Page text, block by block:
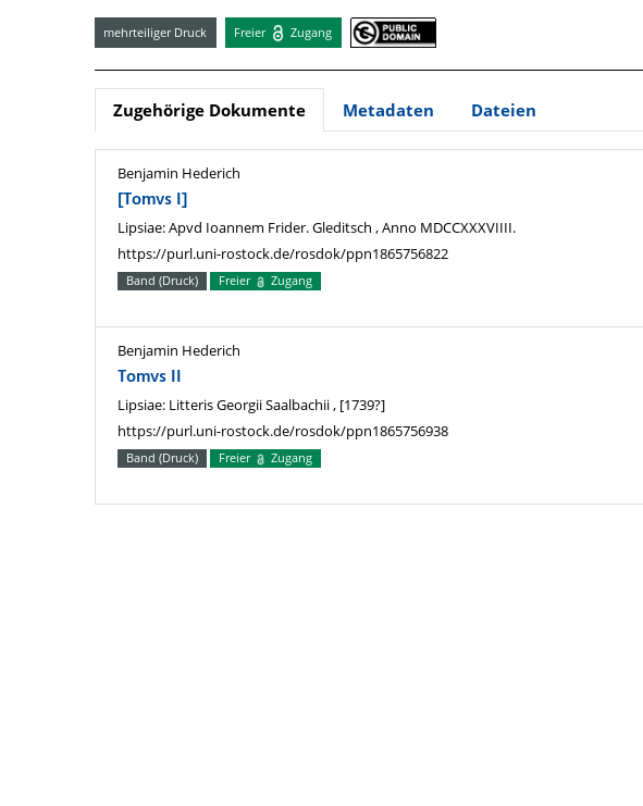
mehrteiliger Druck Freier Zugang
Zugehörige Dokumente Metadaten Dateien
Benjamin Hederich
[Tomvs I]
Lipsiae: Apvd Ioannem Frider. Gleditsch , Anno MDCCXXXVIIII.
https://purl.uni-rostock.de/rosdok/ppn1865756822
Band (Druck) Freier Zugang
Benjamin Hederich
Tomvs II
Lipsiae: Litteris Georgii Saalbachii , [1739?]
https://purl.uni-rostock.de/rosdok/ppn1865756938
Band (Druck) Freier Zugang